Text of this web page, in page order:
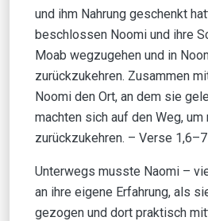
und ihm Nahrung geschenkt
beschlossen Noomi und ihre
Moab wegzugehen und in
zurückzukehren. Zusammen
Noomi den Ort, an dem sie
machten sich auf den Weg, um
zurückzukehren. – Verse 1,6–7
Unterwegs musste Naomi –
an ihre eigene Erfahrung, als
gezogen und dort praktisch